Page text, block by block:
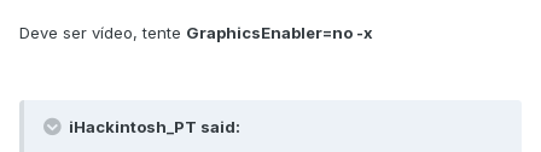
Deve ser vídeo, tente GraphicsEnabler=no -x
iHackintosh_PT said: